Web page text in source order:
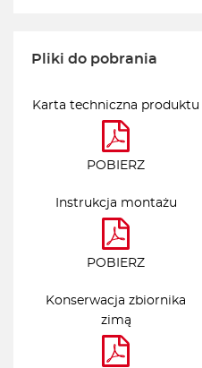
Pliki do pobrania
Karta techniczna produktu
POBIERZ
Instrukcja montażu
POBIERZ
Konserwacja zbiornika
zimą